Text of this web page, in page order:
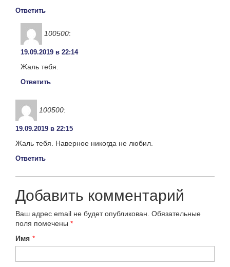
Ответить
100500:
19.09.2019 в 22:14
Жаль тебя.
Ответить
100500:
19.09.2019 в 22:15
Жаль тебя. Наверное никогда не любил.
Ответить
Добавить комментарий
Ваш адрес email не будет опубликован. Обязательные
поля помечены *
Имя *